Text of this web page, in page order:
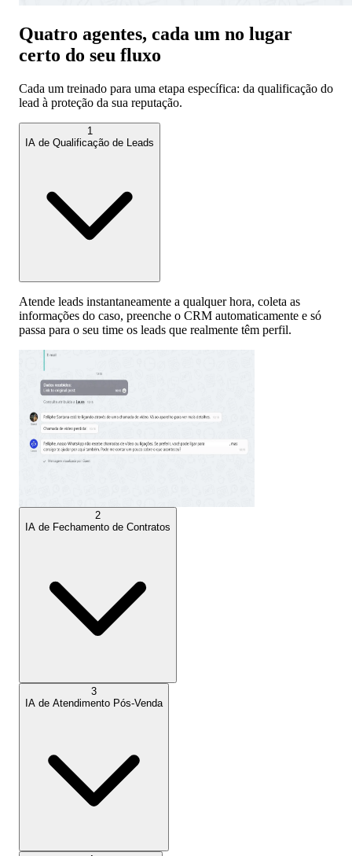
Quatro agentes, cada um no lugar
certo do seu fluxo
Cada um treinado para uma etapa específica: da qualificação do
lead à proteção da sua reputação.
1
IA de Qualificação de Leads
Atende leads instantaneamente a qualquer hora, coleta as
informações do caso, preenche o CRM automaticamente e só
passa para o seu time os leads que realmente têm perfil.
2
IA de Fechamento de Contratos
3
IA de Atendimento Pós-Venda